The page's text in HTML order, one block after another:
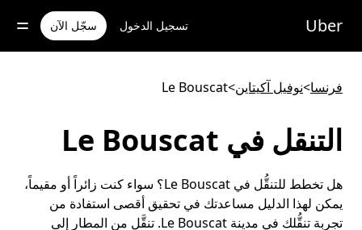
للوصول
المحتوى
Uber تسجيل الدخول سجّل الآن
فرنسا>نوفيل آكيتاين>
Le Bouscat
التنقل في Le Bouscat
هل تخطط للتنقُّل في Le Bouscat؟ سواء كنت زائراً أو مقيماً،
يمكن لهذا الدليل مساعدتك في تحقيق أقصى استفادة من
تجربة تنقُّلك في مدينة Le Bouscat. تنقَّل من المطار إلى